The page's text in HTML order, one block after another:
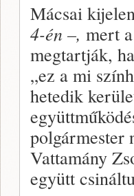
Mácsai
4-én –, mert
megtartják,
„ez a mi
hetedik
polgármester
Vattamány
együtt